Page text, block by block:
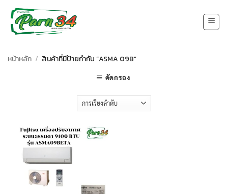
content
หน้าหลัก / สินค้าที่มีป้ายกำกับ “ASMA 09B”
คัดกรอง